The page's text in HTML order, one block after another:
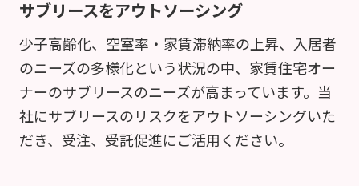
サブリースをアウトソーシング
少子高齢化、空室率・家賃滞納率の上昇、入居者
のニーズの多様化という状況の中、家賃住宅オー
ナーのサブリースのニーズが高まっています。当
社にサブリースのリスクをアウトソーシングいた
だき、受注、受託促進にご活用ください。